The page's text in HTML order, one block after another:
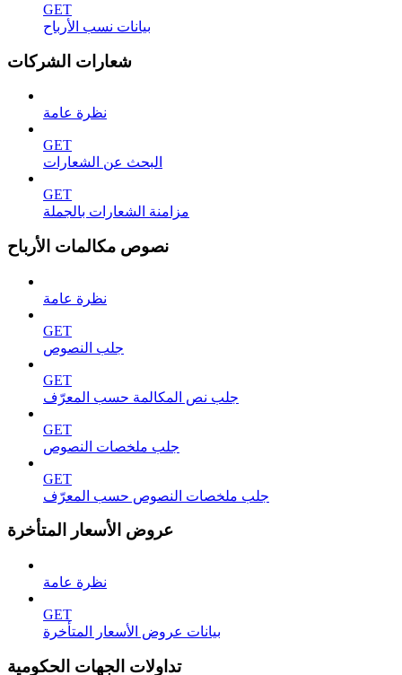
GET
بيانات نسب الأرباح
شعارات الشركات
نظرة عامة
GET
البحث عن الشعارات
GET
مزامنة الشعارات بالجملة
نصوص مكالمات الأرباح
نظرة عامة
GET
جلب النصوص
GET
جلب نص المكالمة حسب المعرّف
GET
جلب ملخصات النصوص
GET
جلب ملخصات النصوص حسب المعرّف
عروض الأسعار المتأخرة
نظرة عامة
GET
بيانات عروض الأسعار المتأخرة
تداولات الجهات الحكومية